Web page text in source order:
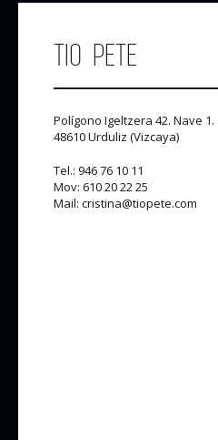
TIO PETE
Polígono Igeltzera 42. Nave 1.
48610 Urduliz (Vizcaya)
Tel.: 946 76 10 11
Mov: 610 20 22 25
Mail: cristina@tiopete.com